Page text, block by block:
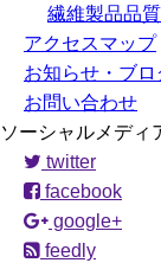
繊維製品品
アクセスマップ
お知らせ・ブロ
お問い合わせ
ソーシャルメディ
twitter
facebook
google+
feedly